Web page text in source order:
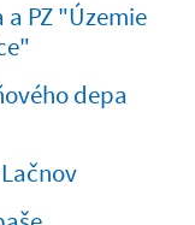
PZ "Územie
depa